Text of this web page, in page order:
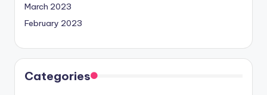
March 2023
February 2023
Categories